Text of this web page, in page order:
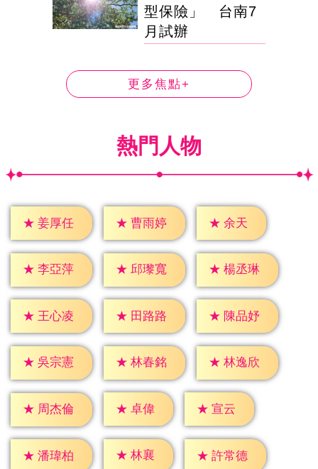
型保險」 台南7
月試辦
更多焦點+
熱門人物
★ 姜厚任 ★ 曹雨婷 ★ 余天
★ 李亞萍 ★ 邱瓈寬 ★ 楊丞琳
★ 王心凌 ★ 田路路 ★ 陳品妤
★ 吳宗憲 ★ 林春銘 ★ 林逸欣
★ 周杰倫 ★ 卓偉 ★ 宣云
★ 潘瑋柏 ★ 林襄 ★ 許常德